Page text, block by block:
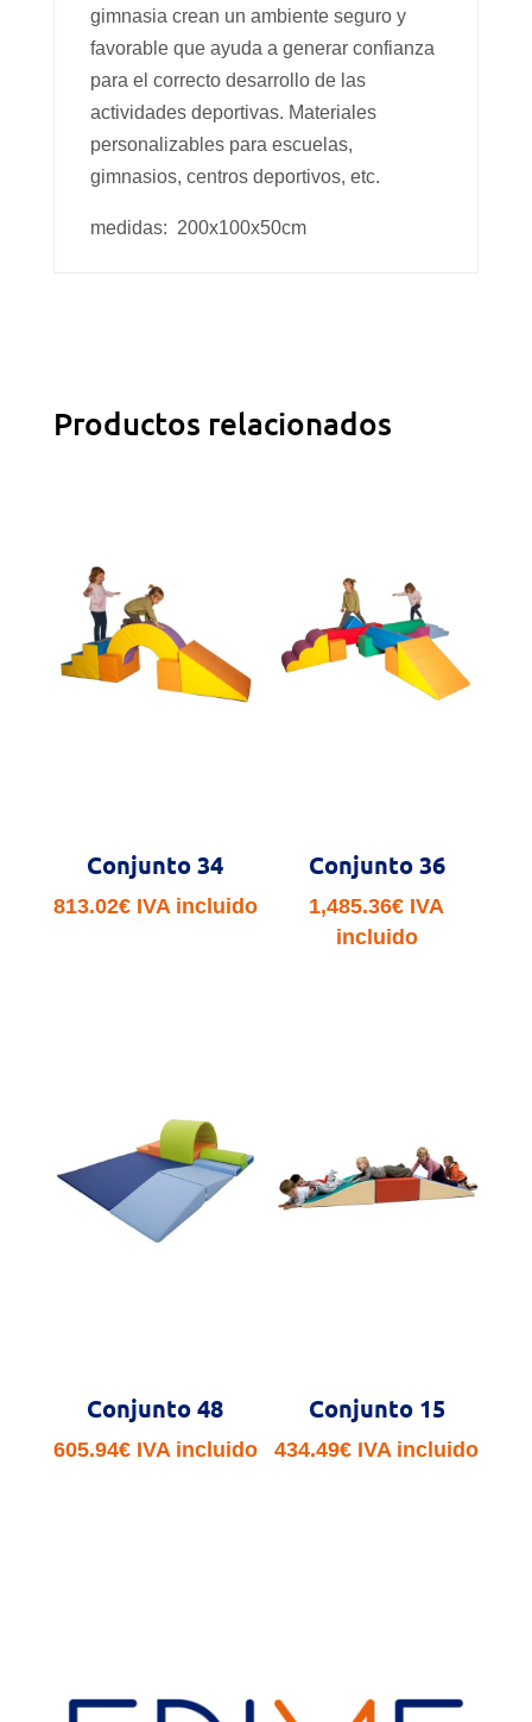
gimnasia crean un ambiente seguro y
favorable que ayuda a generar confianza
para el correcto desarrollo de las
actividades deportivas. Materiales
personalizables para escuelas,
gimnasios, centros deportivos, etc.
medidas: 200x100x50cm
Productos relacionados
Conjunto 34
813.02€ IVA incluido
Conjunto 36
1,485.36€ IVA
incluido
Conjunto 48
605.94€ IVA incluido
Conjunto 15
434.49€ IVA incluido